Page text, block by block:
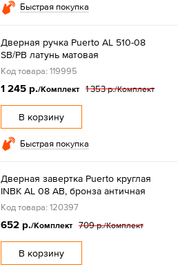
Быстрая покупка
Дверная ручка Puerto AL 510-08
SB/PB латунь матовая
Код товара: 119995
1 245 р./Комплект 1 353 р./Комплект
В корзину
Быстрая покупка
Дверная завертка Puerto круглая
INBK AL 08 AB, бронза античная
Код товара: 120397
652 р./Комплект 709 р./Комплект
В корзину